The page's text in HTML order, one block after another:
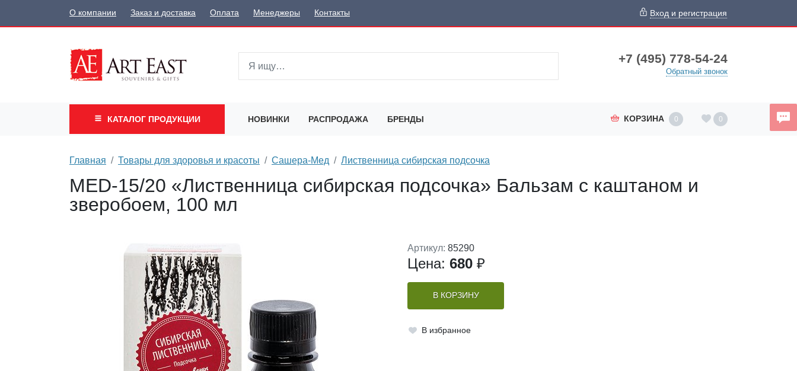
О компании Заказ и доставка Оплата Менеджеры Контакты Вход и регистрация
+7 (495) 778-54-24
Обратный звонок
КАТАЛОГ ПРОДУКЦИИ НОВИНКИ РАСПРОДАЖА БРЕНДЫ КОРЗИНА 0 0
Главная Товары для здоровья и красоты Сашера-Мед Лиственница сибирская подсочка
MED-15/20 «Лиственница сибирская подсочка» Бальзам с каштаном и
зверобоем, 100 мл
Артикул: 85290
Цена: 680 ₽
В КОРЗИНУ
В избранное